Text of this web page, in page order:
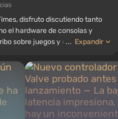
disfruto discutiendo tanto
el hardware de consolas y
sobre juegos y equipos; mi
de las tecnologías de
me ha llevado a estudiar el
estoy en busca de algo
del hardware para juegos.
... Expandir